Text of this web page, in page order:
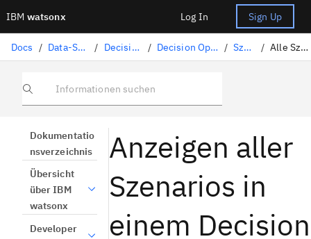
IBM watsonx Log In Sign Up
Docs / Data-Science-Lösungen / Decision Optimization / Decision Optimization-Experimente / Szenarien / Alle Szenarios anzeigen
Informationen suchen
Dokumentatio
nsverzeichnis
Übersicht
über IBM
watsonx
Developer
Anzeigen aller
Szenarios in
einem Decision